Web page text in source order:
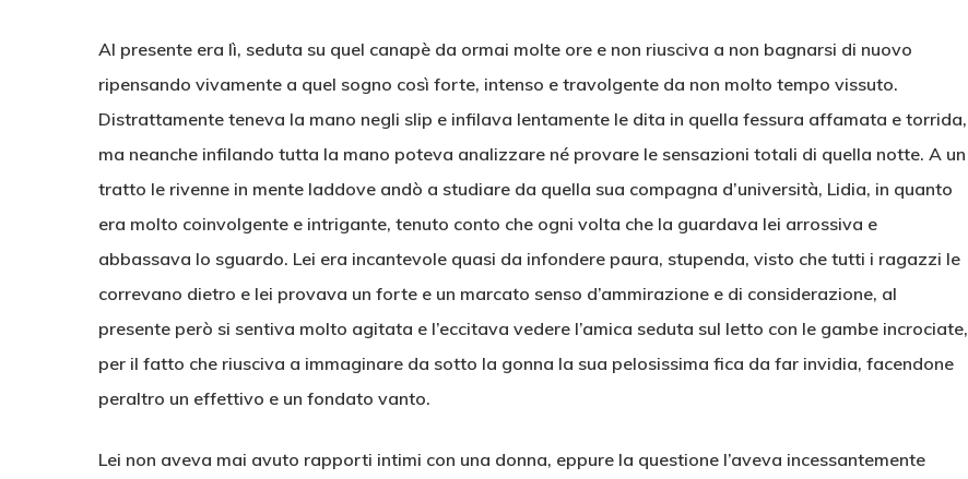
Al presente era lì, seduta su quel canapè da ormai molte ore e non riusciva a non bagnarsi di nuovo
ripensando vivamente a quel sogno così forte, intenso e travolgente da non molto tempo vissuto.
Distrattamente teneva la mano negli slip e infilava lentamente le dita in quella fessura affamata e torrida,
ma neanche infilando tutta la mano poteva analizzare né provare le sensazioni totali di quella notte. A un
tratto le rivenne in mente laddove andò a studiare da quella sua compagna d’università, Lidia, in quanto
era molto coinvolgente e intrigante, tenuto conto che ogni volta che la guardava lei arrossiva e
abbassava lo sguardo. Lei era incantevole quasi da infondere paura, stupenda, visto che tutti i ragazzi le
correvano dietro e lei provava un forte e un marcato senso d’ammirazione e di considerazione, al
presente però si sentiva molto agitata e l’eccitava vedere l’amica seduta sul letto con le gambe incrociate,
per il fatto che riusciva a immaginare da sotto la gonna la sua pelosissima fica da far invidia, facendone
peraltro un effettivo e un fondato vanto.
Lei non aveva mai avuto rapporti intimi con una donna, eppure la questione l’aveva incessantemente